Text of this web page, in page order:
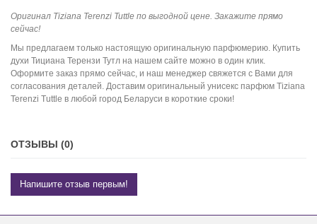
Оригинал Tiziana Terenzi Tuttle по выгодной цене. Закажите прямо
сейчас!
Мы предлагаем только настоящую оригинальную парфюмерию. Купить
духи Тициана Терензи Тутл на нашем сайте можно в один клик.
Оформите заказ прямо сейчас, и наш менеджер свяжется с Вами для
согласования деталей. Доставим оригинальный унисекс парфюм Tiziana
Terenzi Tuttle в любой город Беларуси в короткие сроки!
ОТЗЫВЫ (0)
Напишите отзыв первым!